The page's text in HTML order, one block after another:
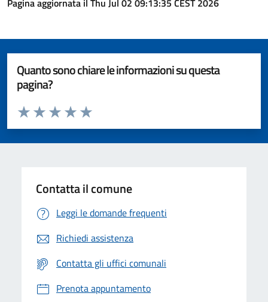
Pagina aggiornata il Thu Jul 02 09:13:35 CEST 2026
Quanto sono chiare le informazioni su questa
pagina?
Valuta da 1 a 5 stelle la pagina
Valuta 5 stelle su 5
Valuta 4 stelle su 5
Valuta 3 stelle su 5
Valuta 2 stelle su 5
Valuta 1 stelle su 5
Contatta il comune
Leggi le domande frequenti
Richiedi assistenza
Contatta gli uffici comunali
Prenota appuntamento